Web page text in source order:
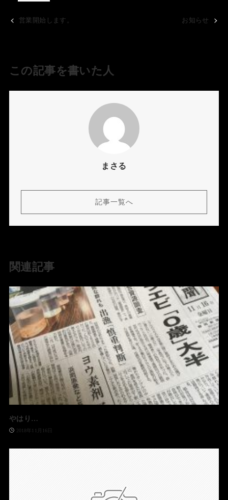
営業開始します。 お知らせ
この記事を書いた人
まさる
記事一覧へ
関連記事
やはり…
2018年11月16日